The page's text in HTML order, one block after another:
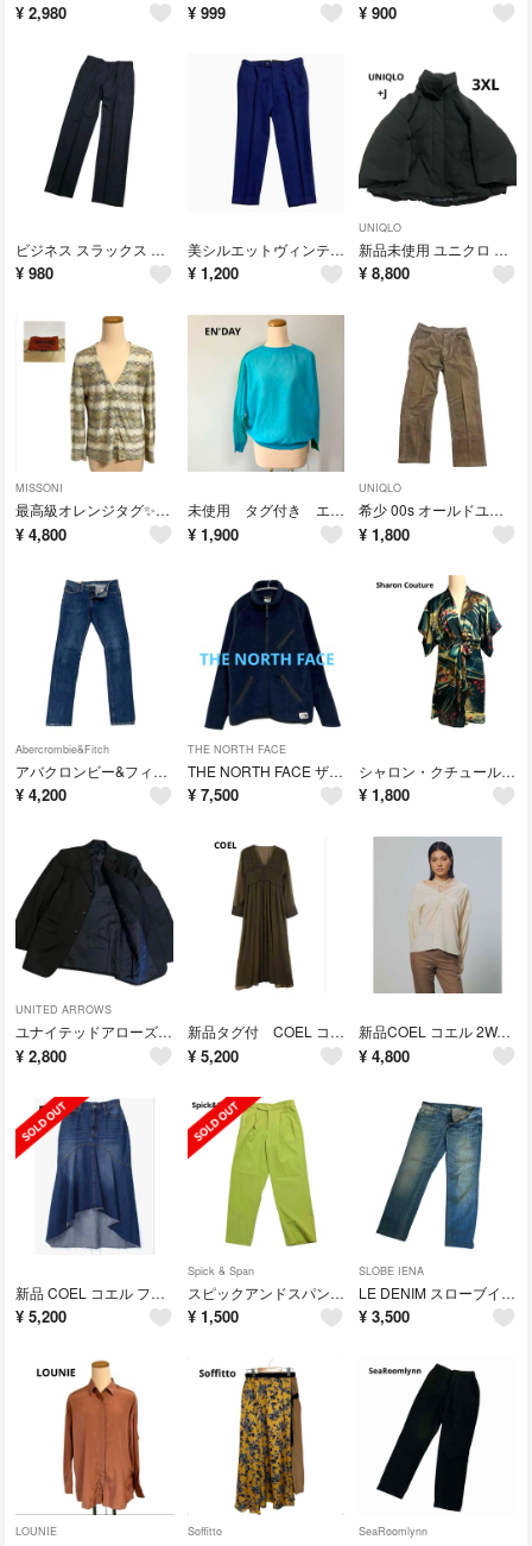
¥ 2,980 ¥ 999 ¥ 900
ビジネス スラックス テーパード メンズSサイズ相当 ピンストライプ グレー紺系
¥ 980
美シルエットヴィンテージ スラックス ネイビー ノータック M相当 薄手夏メンズ
¥ 1,200
UNIQLO
新品未使用 ユニクロ +J ジルサンダー コラボ ハイブリッドダウンジャケット 3XL ブラック 大きいサイズ 希少 黒 タグ付き
¥ 8,800
MISSONI
最高級オレンジタグ✨ミッソーニ 総柄 ニット カーディガン イタリア製 薄手 ヴィンテージ サマーニット Vネック 幾何学模様
¥ 4,800
未使用 タグ付き エンディ シアー・サマーニット ブルー グリーン バイカラー 透ける 長袖 レディース 夏 フリーサイズ
¥ 1,900
UNIQLO
希少 00s オールドユニクロ UNIQLO ユニクロ コーデュロイパンツ ストレート W31 ベージュ Y2K アメカジ
¥ 1,800
Abercrombie&Fitch
アバクロンビー&フィッチ デニム スーパースキニー W30L32 メンズM
¥ 4,200
THE NORTH FACE
THE NORTH FACE ザノースフェイス 海外限定 クラグモント フリースジャケット紺フルジップUS企画 長袖 登山キャンプ
¥ 7,500
シャロン・クチュール Sharon Couture トップス サテン調キモノ風 オリエンタル レディース L チュニックミニワンピ
¥ 1,800
UNITED ARROWS
ユナイテッドアローズ ジャケット テーラード ネイビー 46 日本製メンズウール
¥ 2,800
新品タグ付 COEL コエル フロントボタンギャザーワンピース ブラウン 36
¥ 5,200
新品COEL コエル 2WAYリボンタイブラウス フリーサイズ ベージュ ヨンア
¥ 4,800
新品 COEL コエル フィッシュテールデニムスカート フリーサイズ レディース
¥ 5,200
Spick & Span
スピックアンドスパン カラーテーパードタックパンツ23SS近年モデル40ライム
¥ 1,500
SLOBE IENA
LE DENIM スローブイエナ デニム ペイントダメージ加工 レディース36夏
¥ 3,500
LOUNIE Soffitto SeaRoomlynn